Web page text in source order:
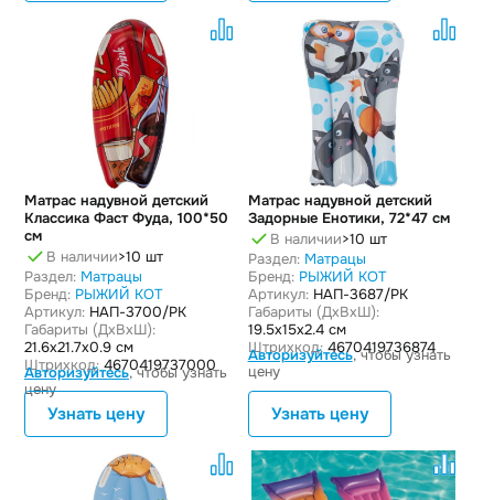
Матрас надувной детский
Классика Фаст Фуда, 100*50
см
В наличии>10 шт
Раздел: Матрацы
Бренд: РЫЖИЙ КОТ
Артикул: НАП-3700/РК
Габариты (ДxВxШ):
21.6x21.7x0.9 см
Штрихкод: 4670419737000
Авторизуйтесь, чтобы узнать
цену
Узнать цену
Матрас надувной детский
Задорные Енотики, 72*47 см
В наличии>10 шт
Раздел: Матрацы
Бренд: РЫЖИЙ КОТ
Артикул:НАП-3687/РК
Габариты (ДxВxШ):
19.5x15x2.4 см
Штрихкод:4670419736874
Авторизуйтесь, чтобы узнать
цену
Узнать цену